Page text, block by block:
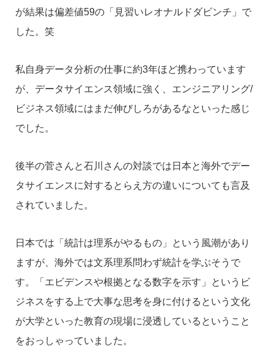
が結果は偏差値59の「見習いレオナルドダビンチ」で
した。笑
私自身データ分析の仕事に約3年ほど携わっています
が、データサイエンス領域に強く、エンジニアリング/
ビジネス領域にはまだ伸びしろがあるなといった感じ
でした。
後半の菅さんと石川さんの対談では日本と海外でデー
タサイエンスに対するとらえ方の違いについても言及
されていました。
日本では「統計は理系がやるもの」という風潮があり
ますが、海外では文系理系問わず統計を学ぶそうで
す。「エビデンスや根拠となる数字を示す」というビ
ジネスをする上で大事な思考を身に付けるという文化
が大学といった教育の現場に浸透しているということ
をおっしゃっていました。